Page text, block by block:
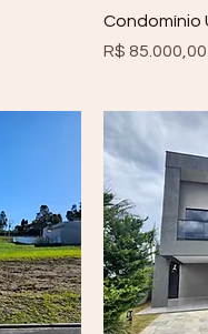
Condomínio
Preço
R$ 85.000,00